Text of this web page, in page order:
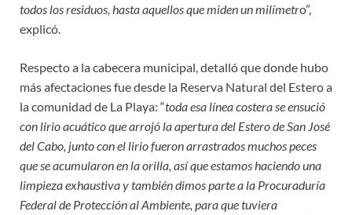
todos los residuos, hasta aquellos que miden un milímetro”,
explicó.
Respecto a la cabecera municipal, detalló que donde hubo
más afectaciones fue desde la Reserva Natural del Estero a
la comunidad de La Playa: “toda esa línea costera se ensució
con lirio acuático que arrojó la apertura del Estero de San José
del Cabo, junto con el lirio fueron arrastrados muchos peces
que se acumularon en la orilla, así que estamos haciendo una
limpieza exhaustiva y también dimos parte a la Procuraduría
Federal de Protección al Ambiente, para que tuviera